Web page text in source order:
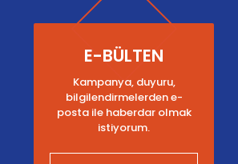
E-BÜLTEN
Kampanya, duyuru,
bilgilendirmelerden e-
posta ile haberdar olmak
istiyorum.